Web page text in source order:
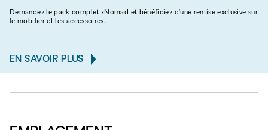
Demandez le pack complet xNomad et bénéficiez d'une remise exclusive sur
le mobilier et les accessoires.
EN SAVOIR PLUS